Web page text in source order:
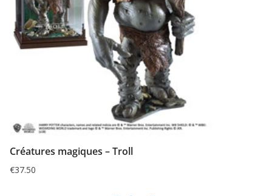
Créatures magiques – Troll
€37.50